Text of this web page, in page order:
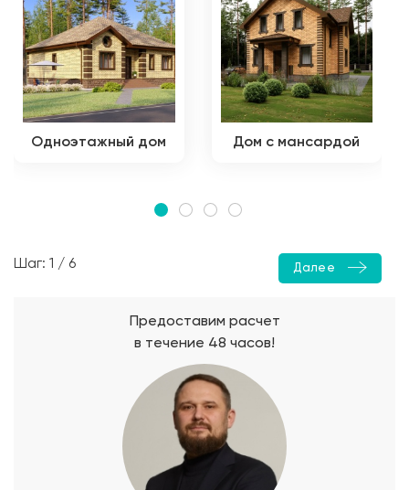
Одноэтажный дом Дом с мансардой
Шаг: 1 / 6 Далее
Предоставим расчет
в течение 48 часов!